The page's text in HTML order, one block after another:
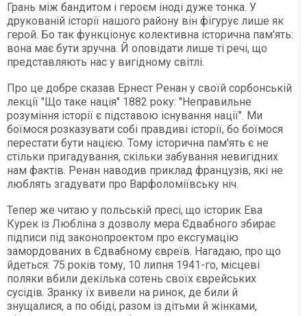
Грань між бандитом і героєм іноді дуже тонка. У
друкованій історії нашого району він фігурує лише як
герой. Бо так функціонує колективна історична пам'ять:
вона має бути зручна. Й оповідати лише ті речі, що
представляють нас у вигідному світлі.
Про це добре сказав Ернест Ренан у своїй сорбонській
лекції "Що таке нація" 1882 року: "Неправильне
розуміння історії є підставою існування нації". Ми
боїмося розказувати собі правдиві історії, бо боїмося
перестати бути нацією. Тому історична пам'ять є не
стільки пригадування, скільки забування невигідних
нам фактів. Ренан наводив приклад французів, які не
люблять згадувати про Варфоломіївську ніч.
Тепер же читаю у польській пресі, що історик Ева
Курек із Люб­ліна з дозволу мера Єдвабного збирає
підписи під законопроектом про ексгумацію
замордованих в Єдвабному євреїв. ­Нагадаю, про що
йдеться: 75 років тому, 10 липня 1941-го, місцеві
поляки вбили декілька сотень своїх єврейських
сусідів. Зранку їх вивели на ринок, де били й
знущалися, а по обіді, разом із дітьми й жінками,